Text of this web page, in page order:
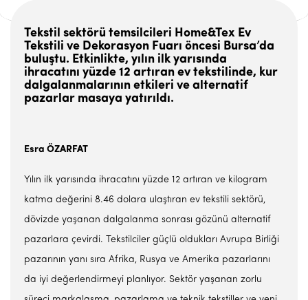
Tekstil sektörü temsilcileri Home&Tex Ev
Tekstili ve Dekorasyon Fuarı öncesi Bursa’da
buluştu. Etkinlikte, yılın ilk yarısında
ihracatını yüzde 12 artıran ev tekstilinde, kur
dalgalanmalarının etkileri ve alternatif
pazarlar masaya yatırıldı.
Esra ÖZARFAT
Yılın ilk yarısında ihracatını yüzde 12 artıran ve kilogram
katma değerini 8.46 dolara ulaştıran ev tekstili sektörü,
dövizde yaşanan dalgalanma sonrası gözünü alternatif
pazarlara çevirdi. Tekstilciler güçlü oldukları Avrupa Birliği
pazarının yanı sıra Afrika, Rusya ve Amerika pazarlarını
da iyi değerlendirmeyi planlıyor. Sektör yaşanan zorlu